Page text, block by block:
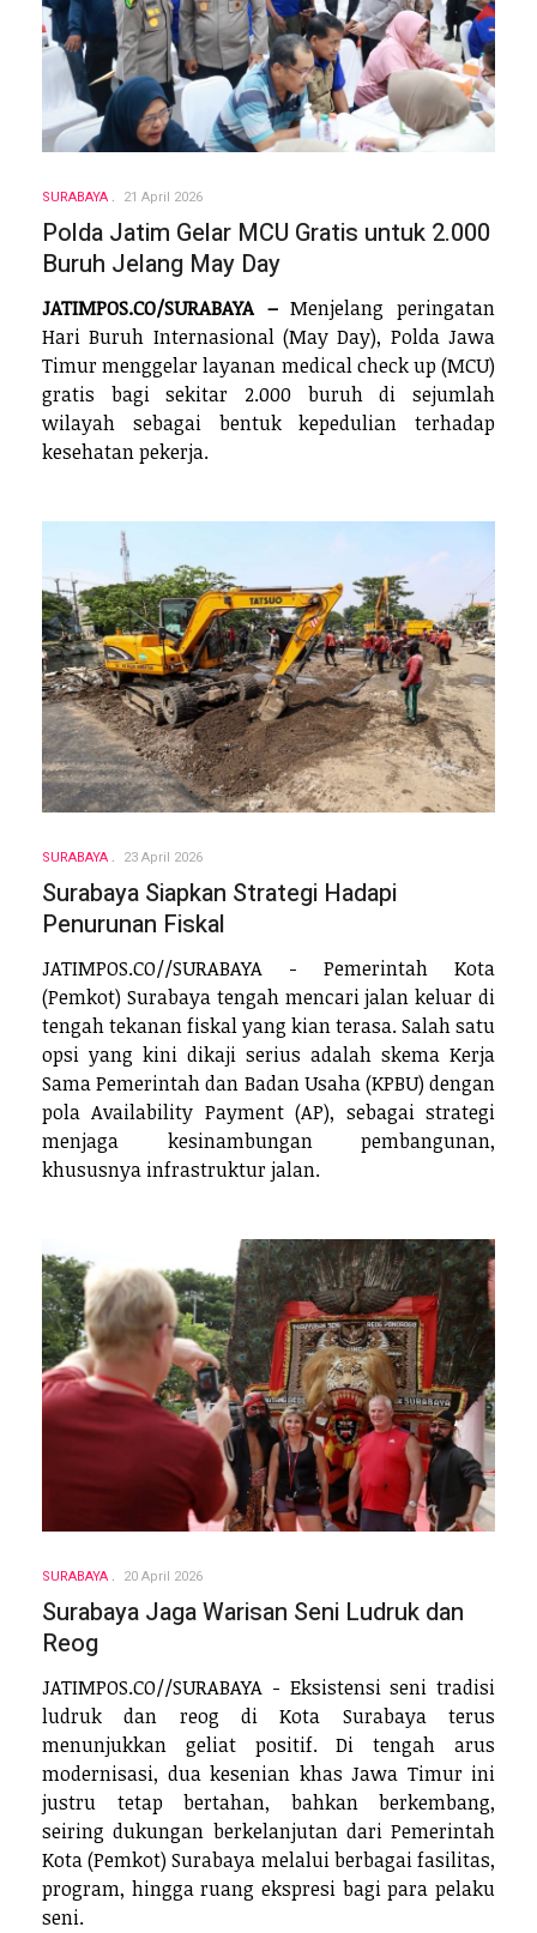
SURABAYA 21 April 2026
Polda Jatim Gelar MCU Gratis untuk 2.000
Buruh Jelang May Day
JATIMPOS.CO/SURABAYA –Menjelang peringatan
Hari Buruh Internasional (May Day), Polda Jawa
Timur menggelar layanan medical check up (MCU)
gratis bagi sekitar 2.000 buruh di sejumlah
wilayah sebagai bentuk kepedulian terhadap
kesehatan pekerja.
SURABAYA 23 April 2026
Surabaya Siapkan Strategi Hadapi
Penurunan Fiskal
JATIMPOS.CO//SURABAYA - Pemerintah Kota
(Pemkot) Surabaya tengah mencari jalan keluar di
tengah tekanan fiskal yang kian terasa. Salah satu
opsi yang kini dikaji serius adalah skema Kerja
Sama Pemerintah dan Badan Usaha (KPBU) dengan
pola Availability Payment (AP), sebagai strategi
menjaga kesinambungan pembangunan,
khususnya infrastruktur jalan.
SURABAYA 20 April 2026
Surabaya Jaga Warisan Seni Ludruk dan
Reog
JATIMPOS.CO//SURABAYA - Eksistensi seni tradisi
ludruk dan reog di Kota Surabaya terus
menunjukkan geliat positif. Di tengah arus
modernisasi, dua kesenian khas Jawa Timur ini
justru tetap bertahan, bahkan berkembang,
seiring dukungan berkelanjutan dari Pemerintah
Kota (Pemkot) Surabaya melalui berbagai fasilitas,
program, hingga ruang ekspresi bagi para pelaku
seni.